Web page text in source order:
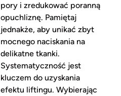
pory i zredukować poranną
opuchliznę. Pamiętaj
jednakże, aby unikać zbyt
mocnego naciskania na
delikatne tkanki.
Systematyczność jest
kluczem do uzyskania
efektu liftingu. Wybierając